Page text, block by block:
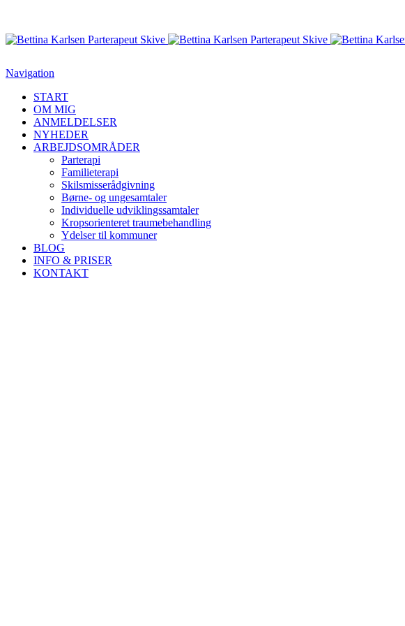
Navigation
START
OM MIG
ANMELDELSER
NYHEDER
ARBEJDSOMRÅDER
Parterapi
Familieterapi
Skilsmisserådgivning
Børne- og ungesamtaler
Individuelle udviklingssamtaler
Kropsorienteret traumebehandling
Ydelser til kommuner
BLOG
INFO & PRISER
KONTAKT